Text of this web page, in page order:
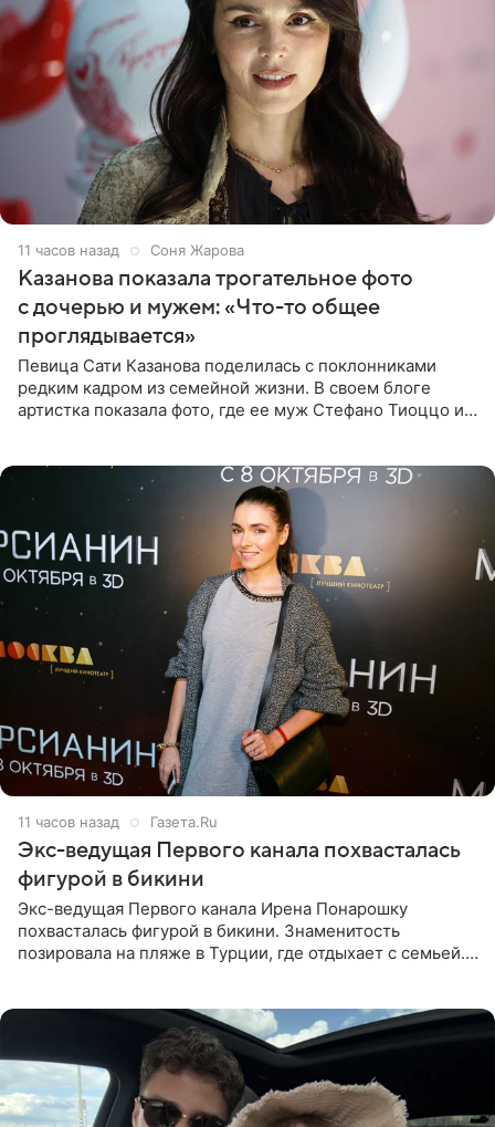
11 часов назад Соня Жарова
Казанова показала трогательное фото
с дочерью и мужем: «Что-то общее
проглядывается»
Певица Сати Казанова поделилась с поклонниками
редким кадром из семейной жизни. В своем блоге
артистка показала фото, где ее муж Стефано Тиоццо и
11 часов назад Газета.Ru
Экс-ведущая Первого канала похвасталась
фигурой в бикини
Экс-ведущая Первого канала Ирена Понарошку
похвасталась фигурой в бикини. Знаменитость
позировала на пляже в Турции, где отдыхает с семьей.